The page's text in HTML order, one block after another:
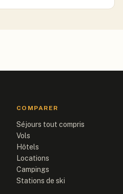
COMPARER
Séjours tout compris
Vols
Hôtels
Locations
Campings
Stations de ski